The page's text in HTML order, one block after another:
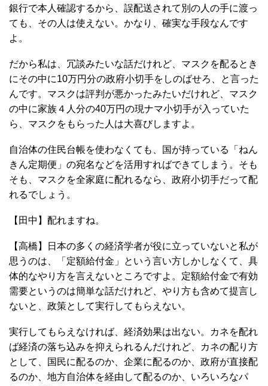
銀行で本人確認するから、誤配送されて別の人の手に渡っ
ても、その人は使えない。かなり、確実な手段なんです
よ。
だから私は、冗談みたいな話だけれど、マスクを配るとき
にその中に10万円分の政府小切手をしのばせろ、と言った
んです。マスクは評判が悪かったみたいだけれど、マスク
の中に家族４人分の40万円の現ナマ小切手が入っていた
ら、マスクをもらった人は大喜びしますよ。
自治体の住民台帳を使わなくても、国が持っている「ねん
きん定期便」の宛名などを活用すればできてしまう。そも
そも、マスクを全家庭に配れるなら、政府小切手だって配
れるでしょう。
【田中】配れますね。
【高橋】日本の多くの経済学者が役に立っていないと私が
思うのは、「定額給付金」という言い方しかしなくて、具
体的なやり方を言えないところですよ。定額給付金で有効
需要というのは簡単な話だけれど、やり方も含めて提言し
ないと、政策として実行してもらえない。
実行してもらえなければ、経済効果は出ない。カネを配れ
ば経済の落ち込みを抑えられるんだけれど、カネの配り方
として、国民に配るのか、企業に配るのか、政府が直接配
るのか、地方自治体を経由して配るのか、いろいろなパ